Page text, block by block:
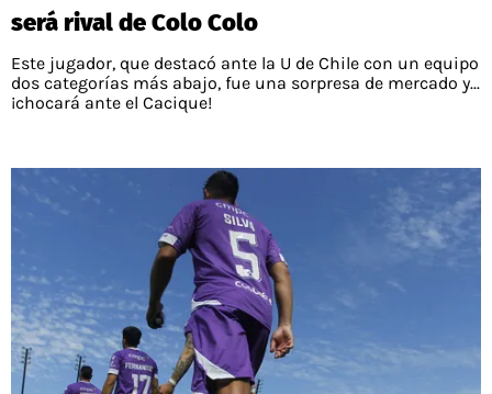
será rival de Colo Colo
Este jugador, que destacó ante la U de Chile con un equipo
dos categorías más abajo, fue una sorpresa de mercado y...
¡chocará ante el Cacique!